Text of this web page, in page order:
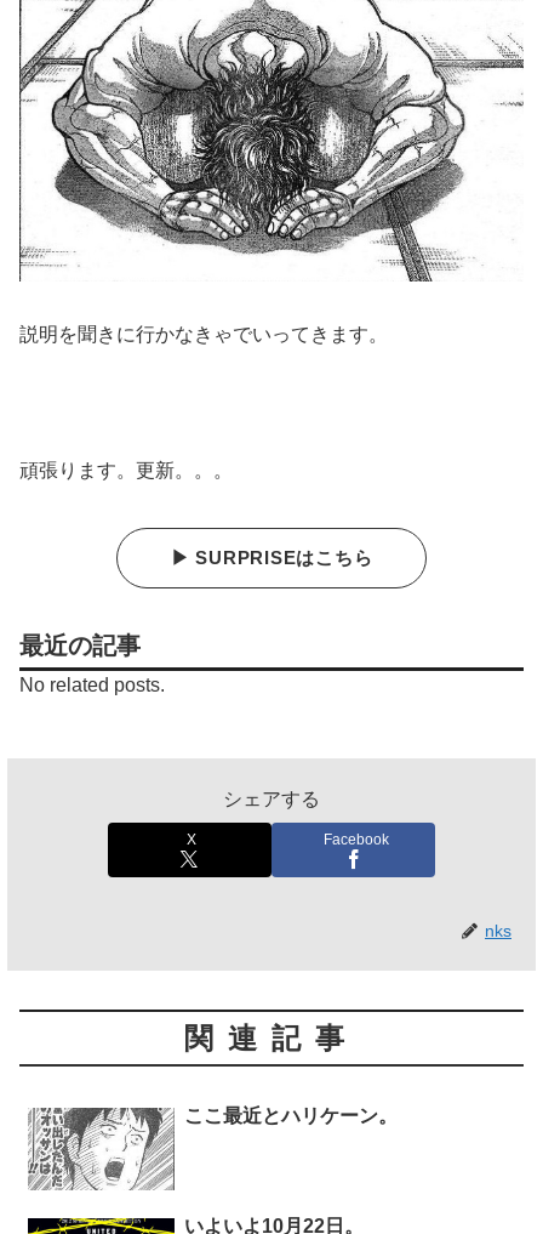
説明を聞きに行かなきゃでいってきます。
頑張ります。更新。。。
▶ SURPRISEはこちら
最近の記事
No related posts.
シェアする
X Facebook
nks
関連記事
ここ最近とハリケーン。
いよいよ10月22日。